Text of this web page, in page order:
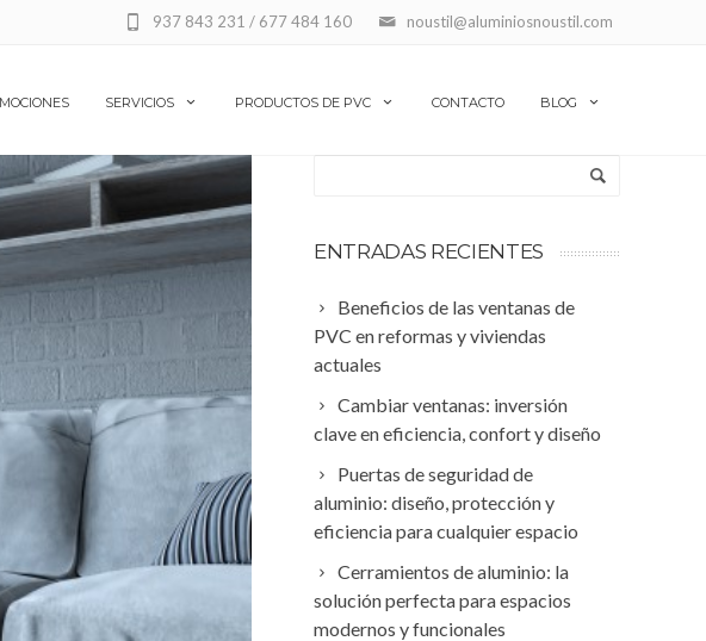
noustil@aluminiosnoustil.com
937 843 231 / 677 484 160
SERVICIOS PRODUCTOS DE PVC CONTACTO BLOG
ENTRADAS RECIENTES
Beneficios de las ventanas de
PVC en reformas y viviendas
actuales
Cambiar ventanas: inversión
clave en eficiencia, confort y diseño
Puertas de seguridad de
aluminio: diseño, protección y
eficiencia para cualquier espacio
Cerramientos de aluminio: la
solución perfecta para espacios
modernos y funcionales